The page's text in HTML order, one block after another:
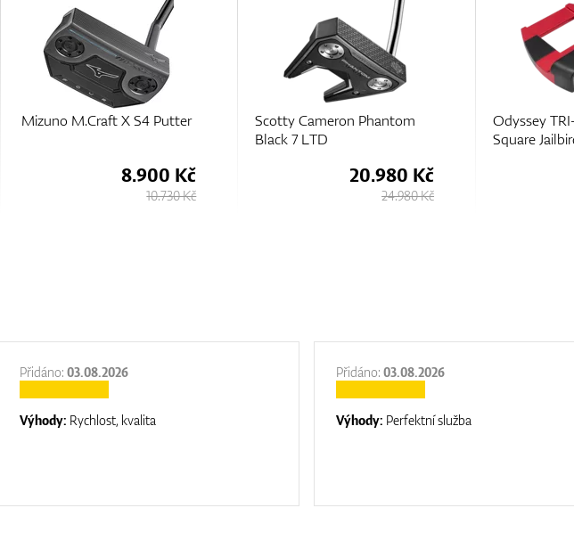
Scotty Cameron Phantom
20.980 Kč
24.980 Kč
Odyssey TRI-HOT Square 2
Square Jailbird Putter
12.530 Kč
14.230 Kč
Ping
Přidáno:03.08.2026
Výhody: Rychlost, kvalita
Přidáno:03.08.2026
Výhody: Perfektní služba